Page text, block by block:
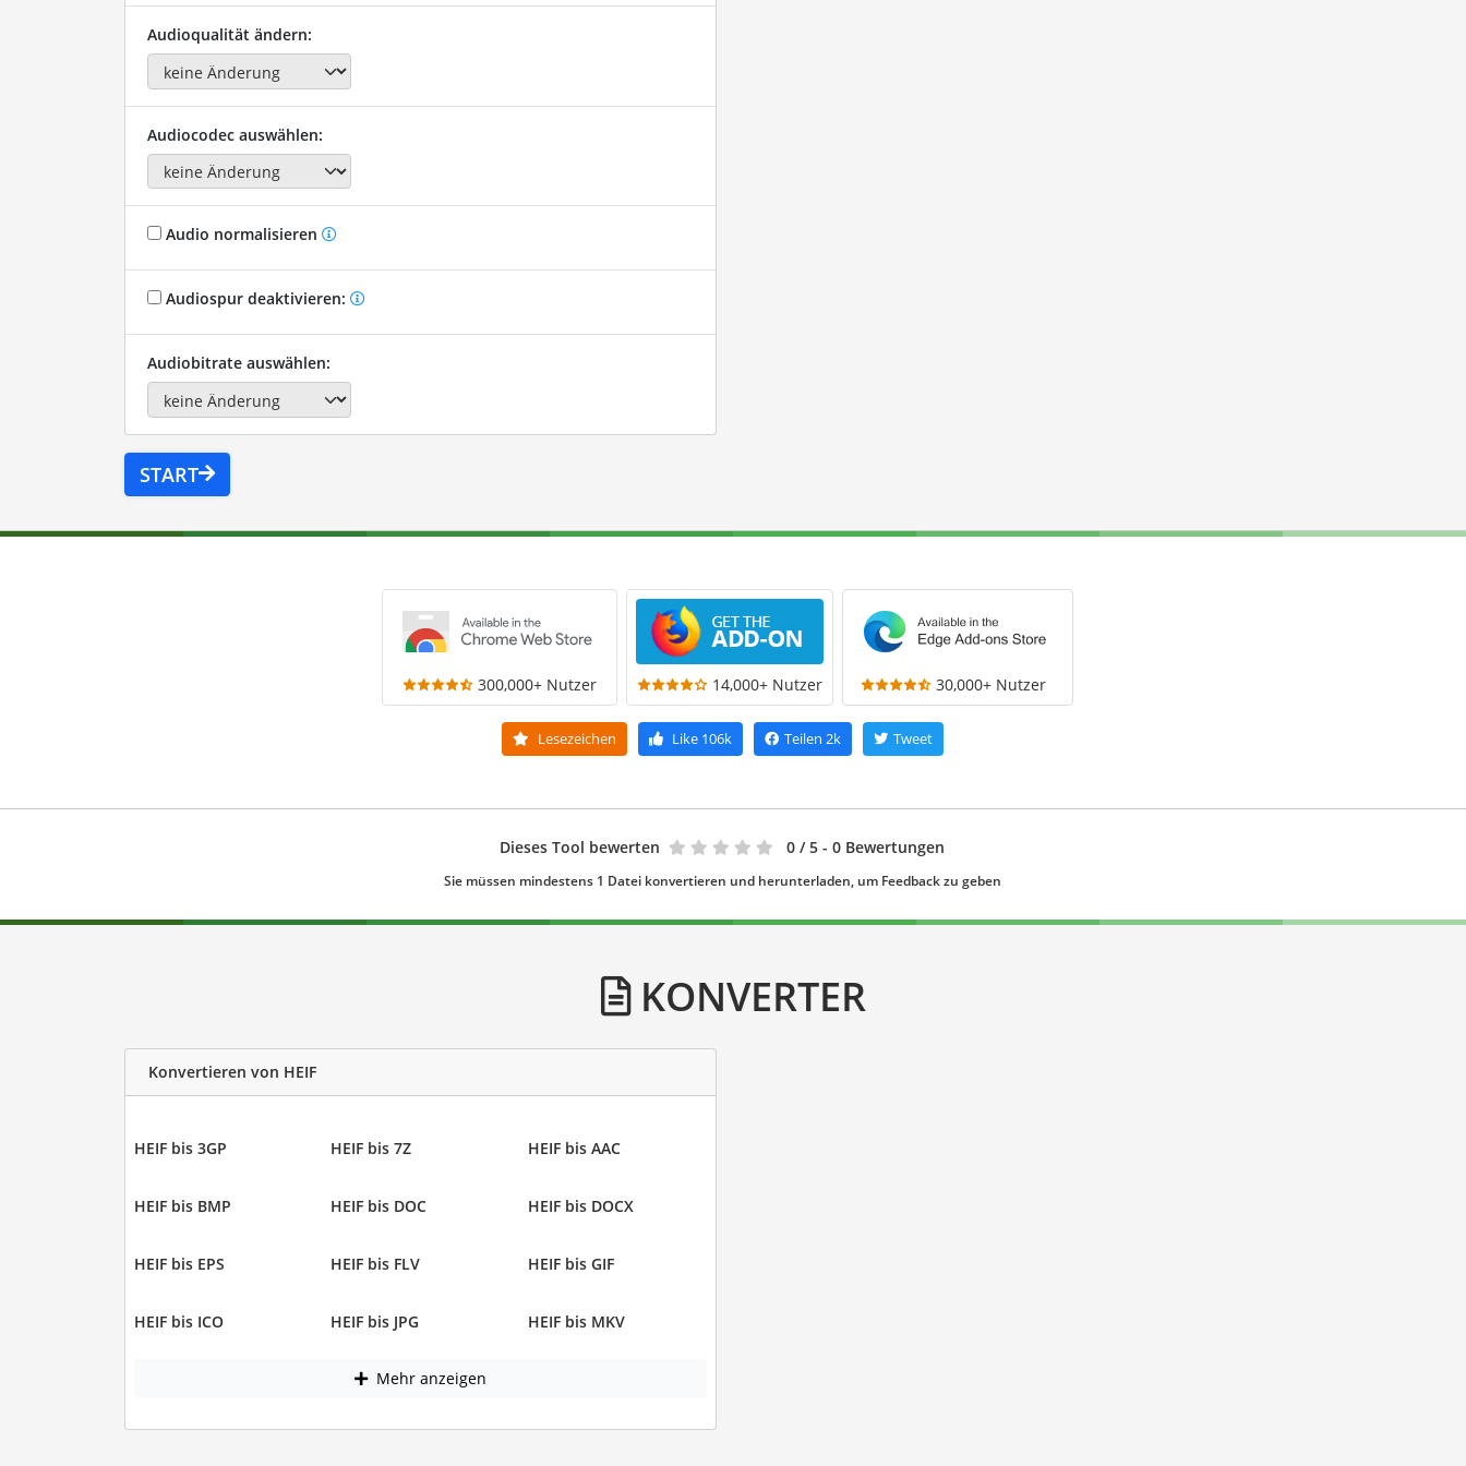
Audioqualität ändern:
Audiocodec auswählen:
Audio normalisieren
Audiospur deaktivieren:
Audiobitrate auswählen:
START
300,000+ Nutzer 14,000+ Nutzer 30,000+ Nutzer
Lesezeichen Like106k Teilen 2k Tweet
Dieses Tool bewerten 0 / 5 - 0 Bewertungen
Sie müssen mindestens 1 Datei konvertieren und herunterladen, um Feedback zu geben
KONVERTER
Konvertieren von HEIF
HEIF bis 3GP HEIF bis 7Z HEIF bis AAC
HEIF bis BMP HEIF bis DOC HEIF bis DOCX
HEIF bis EPS HEIF bis FLV HEIF bis GIF
HEIF bis ICO HEIF bis JPG HEIF bis MKV
Mehr anzeigen